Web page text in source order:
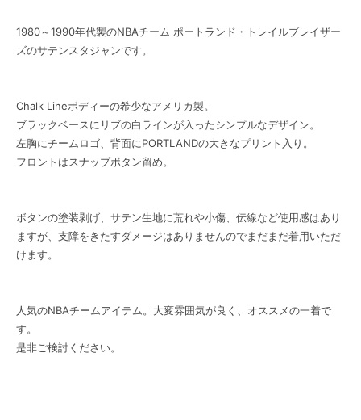
1980～1990年代製のNBAチーム ポートランド・トレイルブレイザー
ズのサテンスタジャンです。
Chalk Lineボディーの希少なアメリカ製。
ブラックベースにリブの白ラインが入ったシンプルなデザイン。
左胸にチームロゴ、背面にPORTLANDの大きなプリント入り。
フロントはスナップボタン留め。
ボタンの塗装剥げ、サテン生地に荒れや小傷、伝線など使用感はあり
ますが、支障をきたすダメージはありませんのでまだまだ着用いただ
けます。
人気のNBAチームアイテム。大変雰囲気が良く、オススメの一着で
す。
是非ご検討ください。